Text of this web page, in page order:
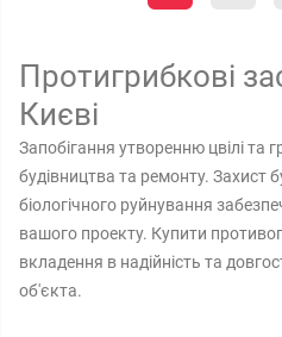
Протигрибкові
Києві
Запобігання утворенню цвілі та
будівництва та ремонту. Захист
біологічного руйнування
вашого проекту. Купити
вкладення в надійність та
об'єкта.